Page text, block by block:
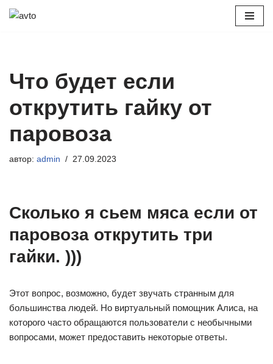
Что будет если
открутить гайку от
паровоза
автор: admin 27.09.2023
Сколько я сьем мяса если от
паровоза открутить три
гайки. )))
Этот вопрос, возможно, будет звучать странным для
большинства людей. Но виртуальный помощник Алиса, на
которого часто обращаются пользователи с необычными
вопросами, может предоставить некоторые ответы.